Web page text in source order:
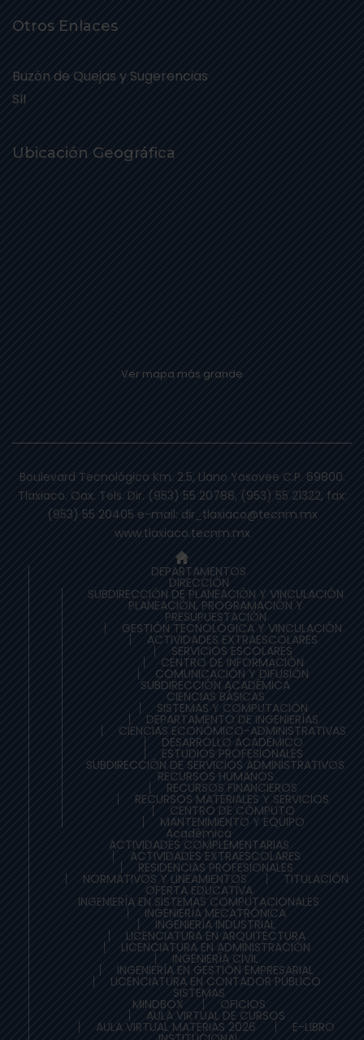
Otros Enlaces
Buzón de Quejas y Sugerencias
SII
Ubicación Geográfica
Ver mapa más grande
Boulevard Tecnológico Km. 2.5, Llano Yosovee C.P. 69800.
Tlaxiaco. Oax. Tels. Dir. (953) 55 20788, (953) 55 21322, fax:
(953) 55 20405 e-mail: dir_tlaxiaco@tecnm.mx
www.tlaxiaco.tecnm.mx
DEPARTAMENTOS
DIRECCIÓN
SUBDIRECCIÓN DE PLANEACIÒN Y VINCULACIÓN
PLANEACIÓN, PROGRAMACIÓN Y
PRESUPUESTACIÓN
GESTIÓN TECNOLÓGICA Y VINCULACIÓN
ACTIVIDADES EXTRAESCOLARES
SERVICIOS ESCOLARES
CENTRO DE INFORMACIÓN
COMUNICACIÓN Y DIFUSIÓN
SUBDIRECCIÓN ACADÉMICA
CIENCIAS BÁSICAS
SISTEMAS Y COMPUTACIÓN
DEPARTAMENTO DE INGENIERÍAS
CIENCIAS ECONÓMICO-ADMINISTRATIVAS
DESARROLLO ACADÉMICO
ESTUDIOS PROFESIONALES
SUBDIRECCIÓN DE SERVICIOS ADMINISTRATIVOS
RECURSOS HUMANOS
RECURSOS FINANCIEROS
RECURSOS MATERIALES Y SERVICIOS
CENTRO DE CÓMPUTO
MANTENIMIENTO Y EQUIPO
Académica
ACTIVIDADES COMPLEMENTARIAS
ACTIVIDADES EXTRAESCOLARES
RESIDENCIAS PROFESIONALES
NORMATIVOS Y LINEAMIENTOS TITULACIÓN
OFERTA EDUCATIVA
INGENIERÍA EN SISTEMAS COMPUTACIONALES
INGENIERÍA MECATRÓNICA
INGENIERÍA INDUSTRIAL
LICENCIATURA EN ARQUITECTURA
LICENCIATURA EN ADMINISTRACIÓN
INGENIERÍA CIVIL
INGENIERÍA EN GESTIÓN EMPRESARIAL
LICENCIATURA EN CONTADOR PÚBLICO
SISTEMAS
MINDBOX OFICIOS
AULA VIRTUAL DE CURSOS
AULA VIRTUAL MATERIAS 2026 E-LIBRO